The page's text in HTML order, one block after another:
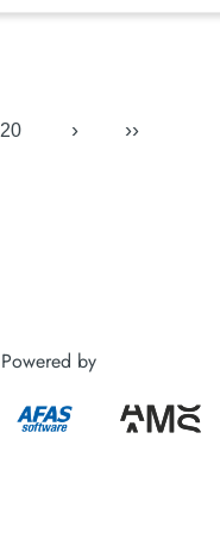
20 › ››
Powered by